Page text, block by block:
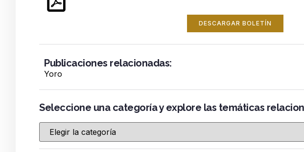
DESCARGAR BOLETÍN
Publicaciones relacionadas:
Yoro
Seleccione una categoría y explore las temáticas